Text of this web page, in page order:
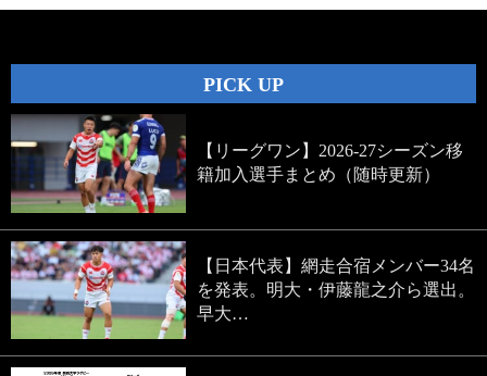
PICK UP
【リーグワン】2026-27シーズン移
籍加入選手まとめ（随時更新）
【日本代表】網走合宿メンバー34名
を発表。明大・伊藤龍之介ら選出。
早大…